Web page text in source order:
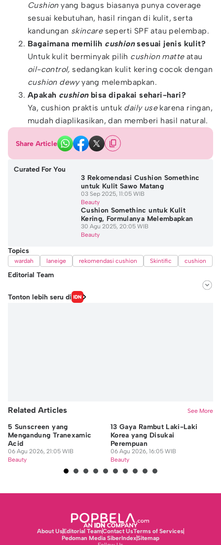
Cushionyang bagus biasanya punya coverage
sesuai kebutuhan, hasil ringan di kulit, serta
kandungan skincareseperti SPF atau pelembap.
Bagaimana memilih cushionsesuai jenis kulit?
Untuk kulit berminyak pilih cushion matteatau
oil-control, sedangkan kulit kering cocok dengan
cushion dewyyang melembapkan.
Apakah cushion bisa dipakai sehari-hari?
Ya, cushion praktis untuk daily usekarena ringan,
mudah diaplikasikan, dan memberi hasil natural.
Share Article
Curated For You
3 Rekomendasi Cushion Somethinc
untuk Kulit Sawo Matang
03 Sep 2025, 11:05 WIB
Beauty
Cushion Somethinc untuk Kulit
Kering, Formulanya Melembapkan
30 Agu 2025, 20:05 WIB
Beauty
Topics
wardah laneige rekomendasi cushion Skintific cushion
Editorial Team
Editor
Nafi Khoiriyah
Tonton lebih seru di
Related Articles See More
5 Sunscreen yang
Mengandung Tranexamic
Acid
06 Agu 2026, 21:05 WIB
Beauty
13 Gaya Rambut Laki-Laki
Korea yang Disukai
Perempuan
06 Agu 2026, 16:05 WIB
Beauty
About UsEditorial TeamContact UsTerms of Services
Pedoman Media SiberIndexSitemap